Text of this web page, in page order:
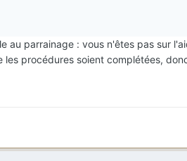
au parrainage : vous n'êtes pas sur
procédures soient complétées,